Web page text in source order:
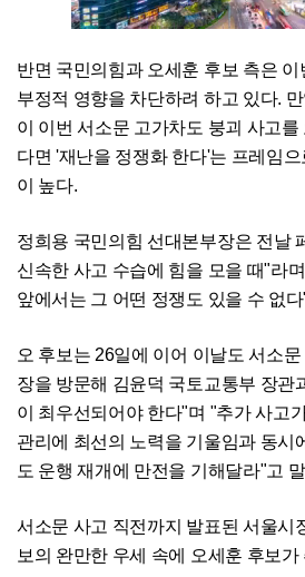
반면 국민의힘과 오세훈 후보 측은
부정적 영향을 차단하려 하고 있다.
이 이번 서소문 고가차도 붕괴 사고
다면 '재난을 정쟁화 한다'는 프레임
이 높다.
정희용 국민의힘 선대본부장은 전날
신속한 사고 수습에 힘을 모을 때"라
앞에서는 그 어떤 정쟁도 있을 수 없
오 후보는 26일에 이어 이날도 서소
장을 방문해 김윤덕 국토교통부 장관
이 최우선되어야 한다"며 "추가 사고
관리에 최선의 노력을 기울임과 동시
도 운행 재개에 만전을 기해달라"고
서소문 사고 직전까지 발표된 서울시
보의 완만한 우세 속에 오세훈 후보